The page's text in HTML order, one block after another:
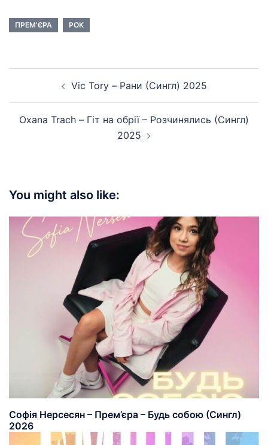
ПРЕМ’ЄРА РОК
navigationVic Tory – Рани (Сингл) 2025
Oxana Trach – Гіт на обрії – Розчинялись (Сингл)
2025
You might also like:
Софія Нерсесян – Прем’єра – Будь собою (Сингл)
2026